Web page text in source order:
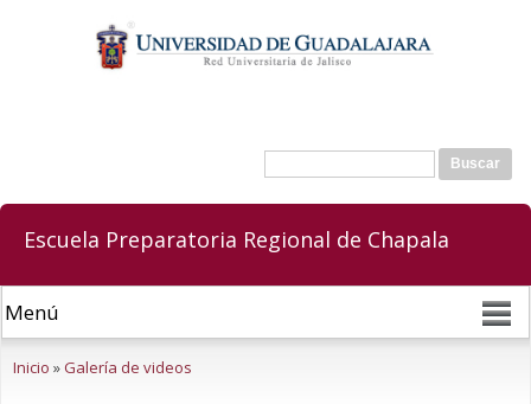
contenido
principal
Formulario de búsqueda
Buscar
Escuela Preparatoria Regional de Chapala
Inicio »Galería de videos